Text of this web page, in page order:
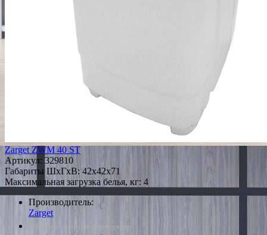
Zarget ZWM 40 ST
Артикул: 329810
Габариты ШxГxВ: 42x42x71
Максимальная загрузка белья, кг: 4
Производитель:
Zarget
*Наличие уточняйте у менеджера